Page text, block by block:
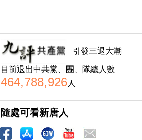
引發三退大潮
目前退出中共黨、團、隊總人數
464,788,926人
隨處可看新唐人